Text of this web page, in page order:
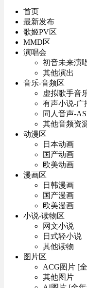
首页
最新发布
歌姬PV区
MMD区
演唱会
初音未来演
其他演出
音乐-音频区
虚拟歌手音
有声小说-广
同人音声-
其他音频资
动漫区
日本动画
国产动画
欧美动画
漫画区
日韩漫画
国产漫画
欧美漫画
小说-读物区
网文小说
日式轻小说
其他读物
图片区
ACG图片 [
其他图片